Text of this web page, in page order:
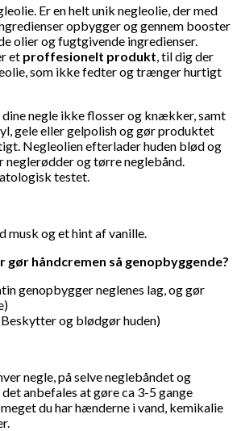
Er en helt unik negleolie, der med
opbygger og gennem booster
olier og fugtgivende ingredienser.
et proffesionelt produkt , til dig der
som ikke fedter og trænger hurtigt
negle ikke flosser og knækker, samt
gele eller gelpolish og gør produktet
Negleolien efterlader huden blød og
neglerødder og tørre neglebånd.
testet.
musk og et hint af vanille.
gør håndcremen så genopbyggende?
genopbygger neglenes lag, og gør
og blødgør huden)
negle, på selve neglebåndet og
anbefales at gøre ca 3-5 gange
du har hænderne i vand, kemikalie